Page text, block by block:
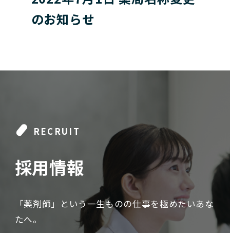
のお知らせ
RECRUIT
採用情報
「薬剤師」という一生ものの仕事を極めたいあな
たへ。